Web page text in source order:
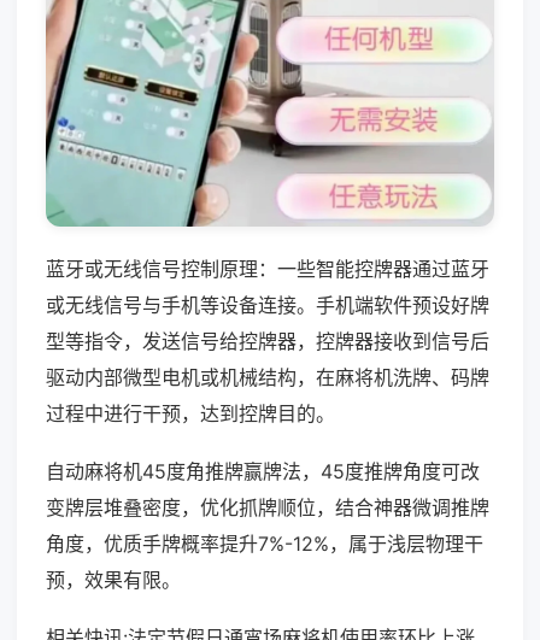
蓝牙或无线信号控制原理：一些智能控牌器通过蓝牙
或无线信号与手机等设备连接。手机端软件预设好牌
型等指令，发送信号给控牌器，控牌器接收到信号后
驱动内部微型电机或机械结构，在麻将机洗牌、码牌
过程中进行干预，达到控牌目的。
自动麻将机45度角推牌赢牌法，45度推牌角度可改
变牌层堆叠密度，优化抓牌顺位，结合神器微调推牌
角度，优质手牌概率提升7%-12%，属于浅层物理干
预，效果有限。